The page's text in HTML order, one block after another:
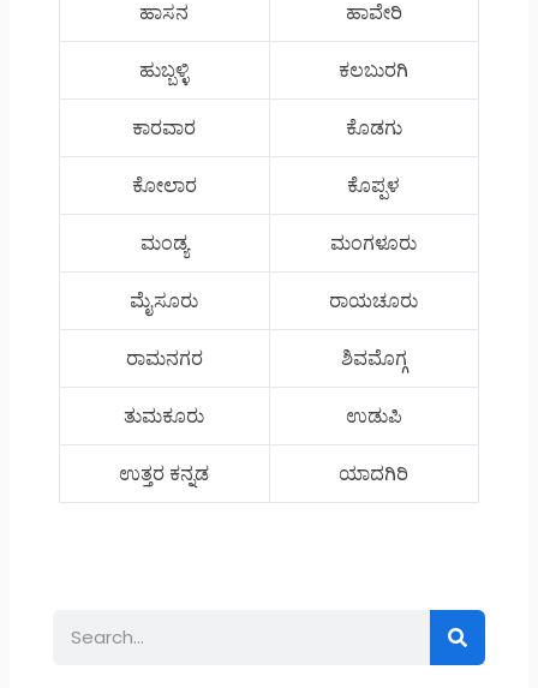
ಹಾಸನ ಹಾವೇರಿ
ಹುಬ್ಬಳ್ಳಿ ಕಲಬುರಗಿ
ಕಾರವಾರ ಕೊಡಗು
ಕೋಲಾರ ಕೊಪ್ಪಳ
ಮಂಡ್ಯ ಮಂಗಳೂರು
ಮೈಸೂರು ರಾಯಚೂರು
ರಾಮನಗರ ಶಿವಮೊಗ್ಗ
ತುಮಕೂರು ಉಡುಪಿ
ಉತ್ತರ ಕನ್ನಡ ಯಾದಗಿರಿ
Search